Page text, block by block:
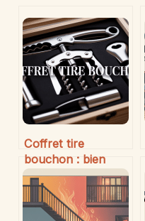
Coffret tire
bouchon : bien
choisir son set
pour allier praticité
et élégance